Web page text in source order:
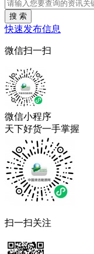
搜 索
快速发布信息
微信扫一扫
微信小程序
天下好货一手掌握
扫一扫关注